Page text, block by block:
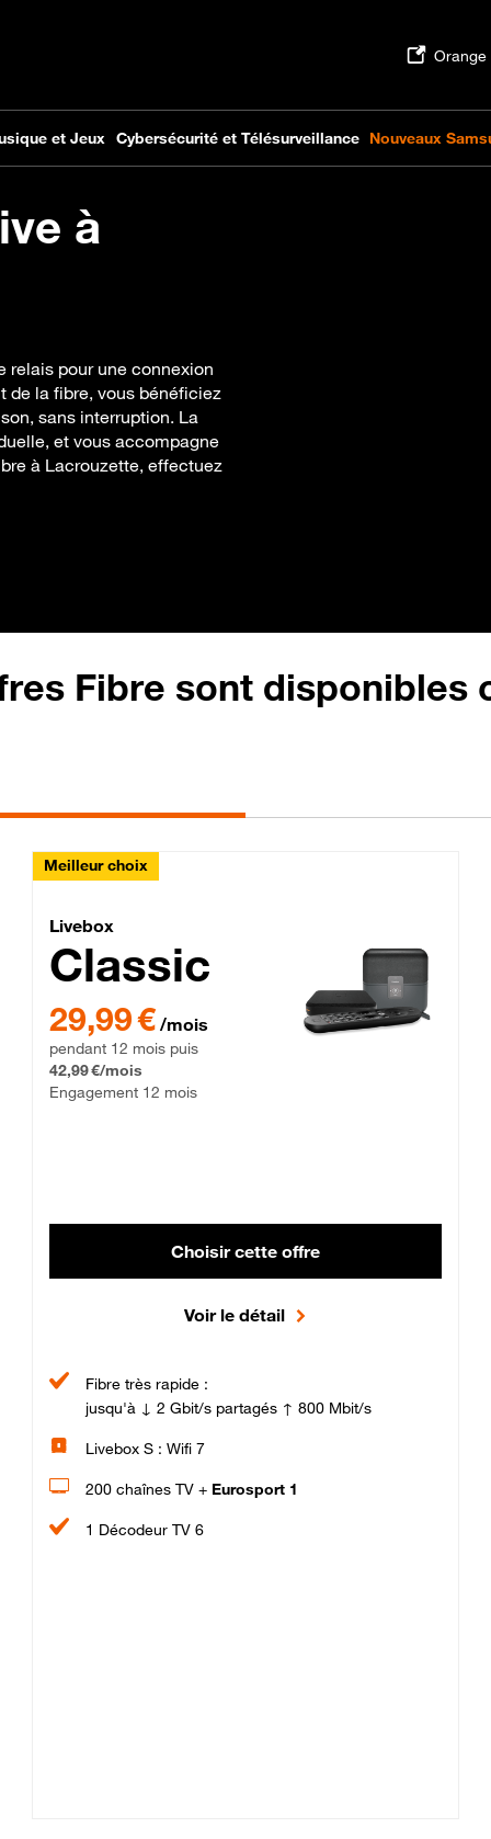
à
relais pour une connexion
de la fibre, vous bénéficiez
sans interruption. La
et vous accompagne
à Lacrouzette, effectuez
Fibre sont disponibles
Fibre
Meilleur choix
Livebox Classic Fibre
Livebox
Classic
29,99 € par mois pendant 12 mois puis 42,99 € par mois,
29,99 € /mois
pendant 12 mois puis
42,99 €/mois
Engagement 12 mois
Choisir cette offre
Voir le détail
Fibre très rapide :
jusqu'à ↓ 2 Gbit/s partagés ↑ 800 Mbit/s
Livebox S : Wifi 7
200 chaînes TV + Eurosport 1
1 Décodeur TV 6